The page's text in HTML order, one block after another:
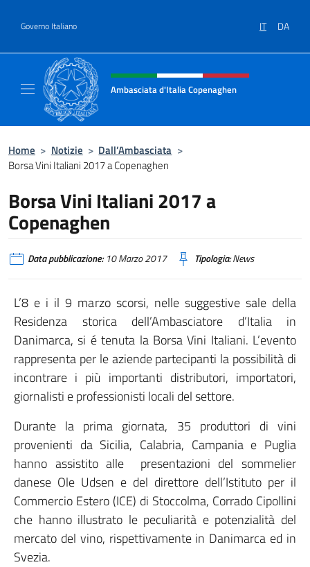
Governo Italiano IT DA
Intestazione sito, social e menù
Ambasciata d'Italia Copenaghen
Home > Notizie > Dall’Ambasciata >
Borsa Vini Italiani 2017 a Copenaghen
Borsa Vini Italiani 2017 a
Copenaghen
Data pubblicazione:10 Marzo 2017 Tipologia:News
L’8 e i il 9 marzo scorsi, nelle suggestive sale della
Residenza storica dell’Ambasciatore d’Italia in
Danimarca, si é tenuta la Borsa Vini Italiani. L’evento
rappresenta per le aziende partecipanti la possibilità di
incontrare i più importanti distributori, importatori,
giornalisti e professionisti locali del settore.
Durante la prima giornata, 35 produttori di vini
provenienti da Sicilia, Calabria, Campania e Puglia
hanno assistito alle presentazioni del sommelier
danese Ole Udsen e del direttore dell’Istituto per il
Commercio Estero (ICE) di Stoccolma, Corrado Cipollini
che hanno illustrato le peculiarità e potenzialità del
mercato del vino, rispettivamente in Danimarca ed in
Svezia.